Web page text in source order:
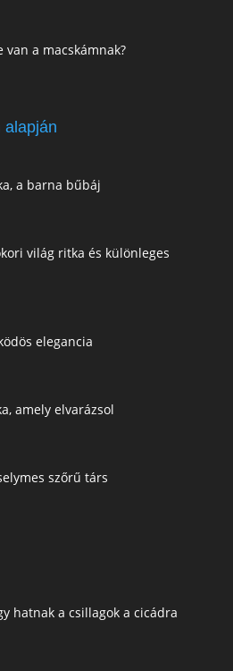
van a macskámnak?
alapján
a barna bűbáj
világ ritka és különleges
elegancia
amely elvarázsol
szőrű társ
hatnak a csillagok a cicádra